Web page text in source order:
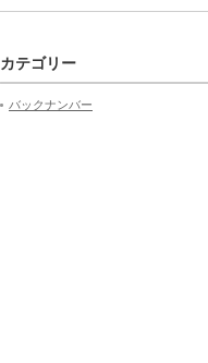
カテゴリー
バックナンバー